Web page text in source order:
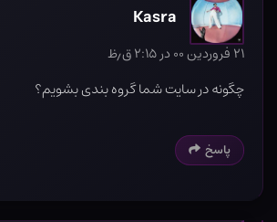
Kasra
۲۱ فروردین ۰۰ در ۲:۱۵ ق٫ظ
چگونه در سایت شما گروه بندی بشویم؟
پاسخ